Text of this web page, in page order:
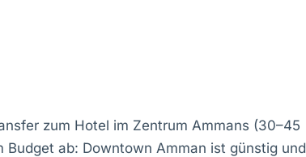
zum Hotel im Zentrum Ammans (30–45
ab: Downtown Amman ist günstig und